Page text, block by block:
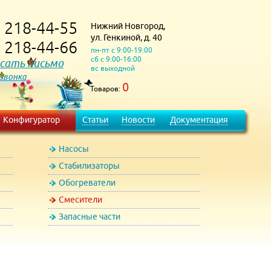
218-44-55
218-44-66
письмо
Нижний Новгород,
ул. Генкиной, д. 40
пн-пт с 9:00-19:00
сб с 9:00-16:00
вс выходной
Товаров: 0
Конфигуратор Статьи Новости Документация
Насосы
Стабилизаторы
Обогреватели
Смесители
Запасные части